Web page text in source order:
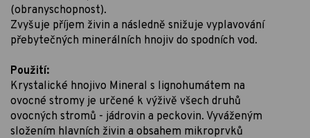
(obranyschopnost).
Zvyšuje příjem živin a následně snižuje vyplavování
přebytečných minerálních hnojiv do spodních vod.
Použití:
Krystalické hnojivo Mineral s lignohumátem na
ovocné stromy je určené k výživě všech druhů
ovocných stromů - jádrovin a peckovin. Vyváženým
složením hlavních živin a obsahem mikroprvků